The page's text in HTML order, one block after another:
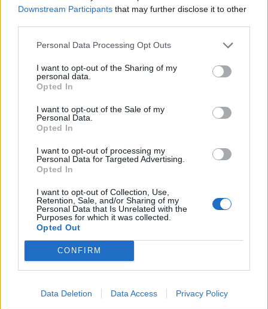
Downstream Participants that may further disclose it to other
Personal Data Processing Opt Outs
I want to opt-out of the Sharing of my
personal data.
Opted In
I want to opt-out of the Sale of my
Personal Data.
Opted In
I want to opt-out of processing my
Personal Data for Targeted Advertising.
Opted In
I want to opt-out of Collection, Use,
Retention, Sale, and/or Sharing of my
Personal Data that Is Unrelated with the
Purposes for which it was collected.
Opted Out
CONFIRM
Data Deletion Data Access Privacy Policy